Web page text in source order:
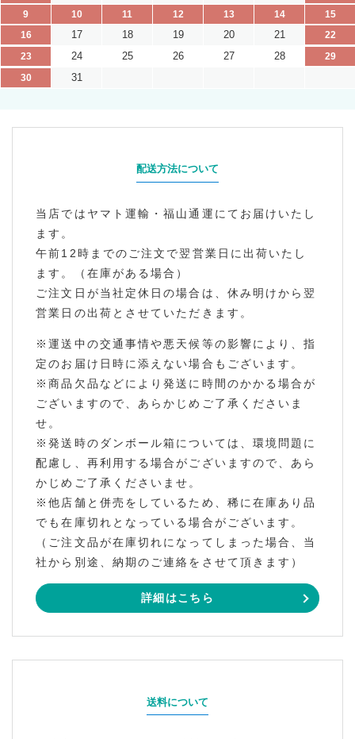
9 10 11 12 13 14
15
16
17 18 19 20 21
22
23
24 25 26 27 28
29
30
31
配送方法について
当店ではヤマト運輸・福山通運にてお届けいたし
ます。
午前12時までのご注文で翌営業日に出荷いたし
ます。（在庫がある場合）
ご注文日が当社定休日の場合は、休み明けから翌
営業日の出荷とさせていただきます。
※運送中の交通事情や悪天候等の影響により、指
定のお届け日時に添えない場合もございます。
※商品欠品などにより発送に時間のかかる場合が
ございますので、あらかじめご了承くださいま
せ。
※発送時のダンボール箱については、環境問題に
配慮し、再利用する場合がございますので、あら
かじめご了承くださいませ。
※他店舗と併売をしているため、稀に在庫あり品
でも在庫切れとなっている場合がございます。
（ご注文品が在庫切れになってしまった場合、当
社から別途、納期のご連絡をさせて頂きます）
詳細はこちら
送料について